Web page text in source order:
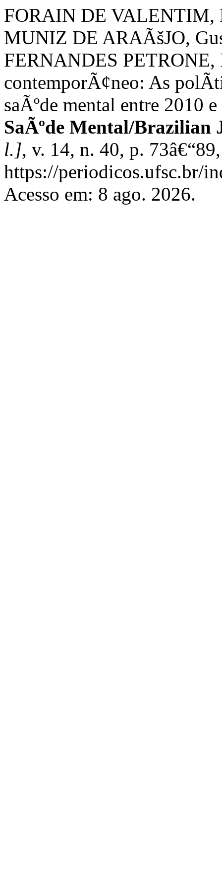
FORAIN DE VALENTIM,
MUNIZ DE ARAÃšJO,
FERNANDES
contemporÃ¢neo: As
saÃºde mental entre 2010
SaÃºde Mental/
l.], v. 14, n. 40, p.
https://periodicos.ufsc.br/
Acesso em: 8 ago. 2026.